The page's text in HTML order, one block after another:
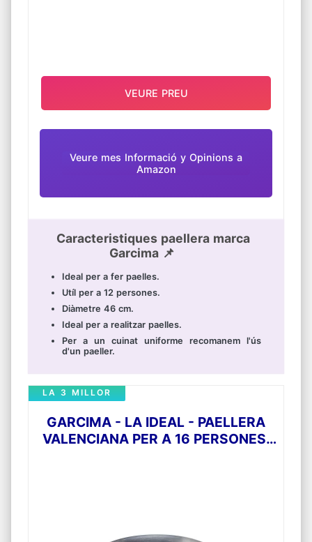
Veure mes Informació y Opinions a
Amazon
Caracteristiques paellera marca
Garcima 📌
Ideal per a fer paelles.
Utíl per a 12 persones.
Diàmetre 46 cm.
Ideal per a realitzar paelles.
Per a un cuinat uniforme recomanem l'ús
d'un paeller.
VEURE PREU
GARCIMA - LA IDEAL - PAELLERA
VALENCIANA PER A 16 PERSONES,
LA 3 MILLOR